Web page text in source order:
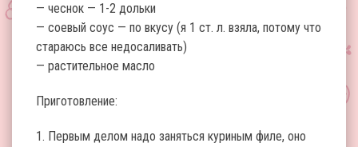
— чеснок — 1-2 дольки
— соевый соус — по вкусу (я 1 ст. л. взяла, потому что
стараюсь все недосаливать)
— растительное масло
Приготовление:
1. Первым делом надо заняться куриным филе, оно